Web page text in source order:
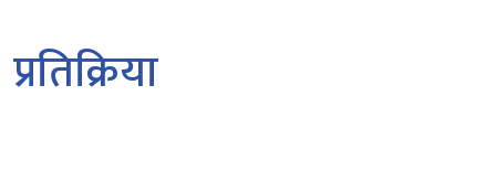
प्रतिक्रिया